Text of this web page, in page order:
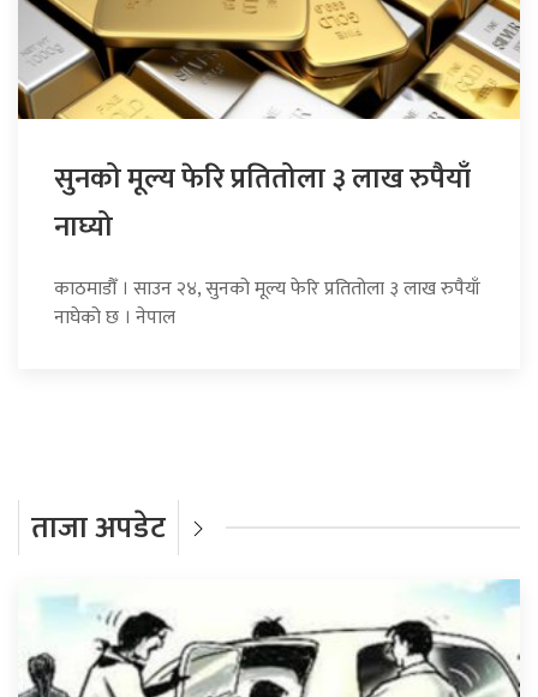
सुनको मूल्य फेरि प्रतितोला ३ लाख रुपैयाँ
नाघ्यो
काठमाडौँ । साउन २४, सुनको मूल्य फेरि प्रतितोला ३ लाख रुपैयाँ
नाघेको छ । नेपाल
ताजा अपडेट